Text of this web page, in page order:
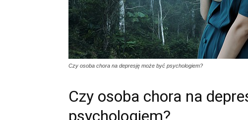
Czy osoba chora na depresję może być psychologiem?
Czy osoba chora na
psychologiem?